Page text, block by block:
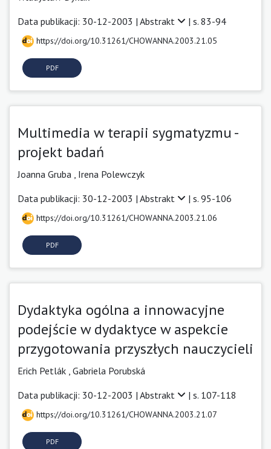
Data publikacji: 30-12-2003 | Abstrakt | s. 83-94
https://doi.org/10.31261/CHOWANNA.2003.21.05
PDF
Multimedia w terapii sygmatyzmu -
projekt badań
Joanna Gruba , Irena Polewczyk
Data publikacji: 30-12-2003 | Abstrakt | s. 95-106
https://doi.org/10.31261/CHOWANNA.2003.21.06
PDF
Dydaktyka ogólna a innowacyjne
podejście w dydaktyce w aspekcie
przygotowania przyszłych nauczycieli
Erich Petlák , Gabriela Porubská
Data publikacji: 30-12-2003 | Abstrakt | s. 107-118
https://doi.org/10.31261/CHOWANNA.2003.21.07
PDF